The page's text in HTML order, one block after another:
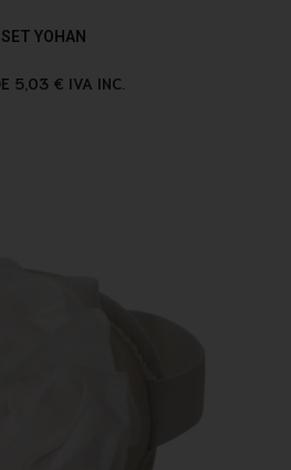
SET YOHAN
5,03 € IVA INC.